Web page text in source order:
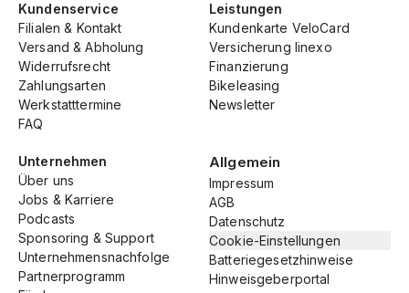
Kundenservice
Filialen & Kontakt
Versand & Abholung
Widerrufsrecht
Zahlungsarten
Werkstatttermine
FAQ
Leistungen
Kundenkarte VeloCard
Versicherung linexo
Finanzierung
Bikeleasing
Newsletter
Unternehmen
Über uns
Jobs & Karriere
Podcasts
Sponsoring & Support
Unternehmensnachfolge
Partnerprogramm
Allgemein
Impressum
AGB
Datenschutz
Cookie-Einstellungen
Batteriegesetzhinweise
Hinweisgeberportal